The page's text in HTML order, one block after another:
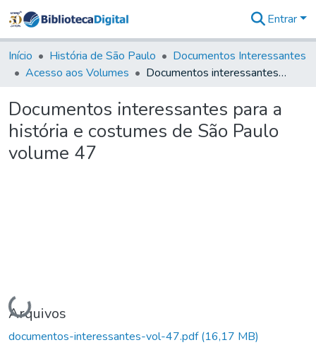
&
Coleções
Tudo na
Digital
Estatísticas
Entrar
Início História de São Paulo
Documentos Interessantes
Acesso aos Volumes
Documentos interessantes para a história e costumes de São Paulo volume 47
Documentos interessantes para a
história e costumes de São Paulo
volume 47
Carregando...
Arquivos
documentos-interessantes-vol-47.pdf(16,17 MB)